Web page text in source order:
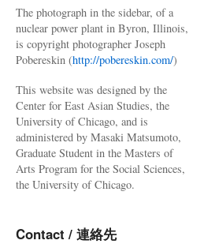
The photograph in the sidebar, of a
nuclear power plant in Byron, Illinois,
is copyright photographer Joseph
Pobereskin (http://pobereskin.com/)
This website was designed by the
Center for East Asian Studies, the
University of Chicago, and is
administered by Masaki Matsumoto,
Graduate Student in the Masters of
Arts Program for the Social Sciences,
the University of Chicago.
Contact / 連絡先